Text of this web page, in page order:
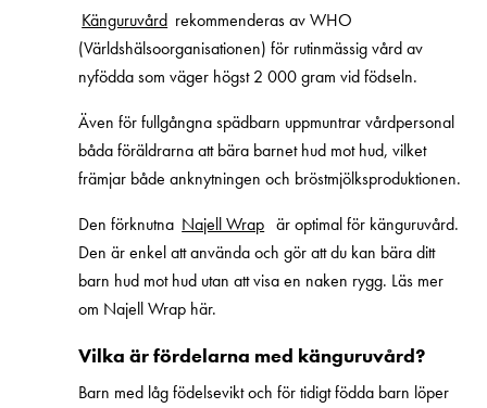
Känguruvård rekommenderas av WHO
(Världshälsoorganisationen) för rutinmässig vård av
nyfödda som väger högst 2 000 gram vid födseln.
Även för fullgångna spädbarn uppmuntrar vårdpersonal
båda föräldrarna att bära barnet hud mot hud, vilket
främjar både anknytningen och bröstmjölksproduktionen.
Den förknutna Najell Wrap är optimal för känguruvård.
Den är enkel att använda och gör att du kan bära ditt
barn hud mot hud utan att visa en naken rygg. Läs mer
om Najell Wrap här.
Vilka är fördelarna med känguruvård?
Barn med låg födelsevikt och för tidigt födda barn löper